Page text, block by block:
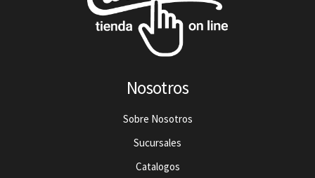
Nosotros
Sobre Nosotros
Sucursales
Catalogos